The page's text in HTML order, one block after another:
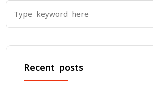
Recent posts